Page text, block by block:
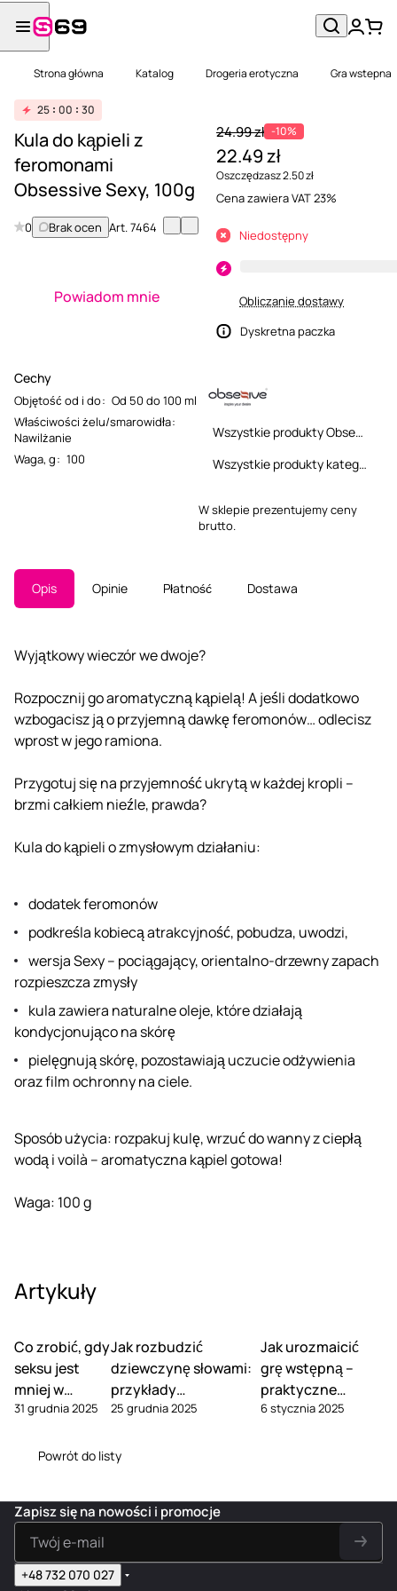
Strona główna Katalog Drogeria erotyczna Gra wstepna
25 00 30
Kula do kąpieli z
feromonami
Obsessive Sexy, 100g
0 Brak ocen Art.7464
Powiadom mnie
Cechy
Objętość od i do: Od 50 do 100 ml
Właściwości żelu/smarowidła:
Nawilżanie
Waga, g: 100
24.99 zł -10%
22.49 zł
Oszczędzasz 2.50 zł
Cena zawiera VAT 23%
Niedostępny
Obliczanie dostawy
Dyskretna paczka
Wszystkie produkty Obsessive
Wszystkie produkty kategorii
W sklepie prezentujemy ceny
brutto.
Opis Opinie Płatność Dostawa
Wyjątkowy wieczór we dwoje?
Rozpocznij go aromatyczną kąpielą! A jeśli dodatkowo
wzbogacisz ją o przyjemną dawkę feromonów… odlecisz
wprost w jego ramiona.
Przygotuj się na przyjemność ukrytą w każdej kropli –
brzmi całkiem nieźle, prawda?
Kula do kąpieli o zmysłowym działaniu:
dodatek feromonów
podkreśla kobiecą atrakcyjność, pobudza, uwodzi,
wersja Sexy – pociągający, orientalno-drzewny zapach
rozpieszcza zmysły
kula zawiera naturalne oleje, które działają
kondycjonująco na skórę
pielęgnują skórę, pozostawiają uczucie odżywienia
oraz film ochronny na ciele.
Sposób użycia: rozpakuj kulę, wrzuć do wanny z ciepłą
wodą i voilà – aromatyczna kąpiel gotowa!
Waga: 100 g
Artykuły
Co zrobić, gdy
seksu jest
mniej w
związku
31 grudnia 2025
Jak rozbudzić
dziewczynę słowami:
przykłady
erotycznych fraz
25 grudnia 2025
Jak urozmaicić
grę wstępną –
praktyczne
wskazówki
6 stycznia 2025
Powrót do listy
Zapisz się na nowości i promocje
+48 732 070 027